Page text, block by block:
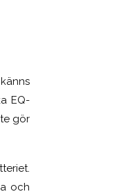
EQ-
gör
och